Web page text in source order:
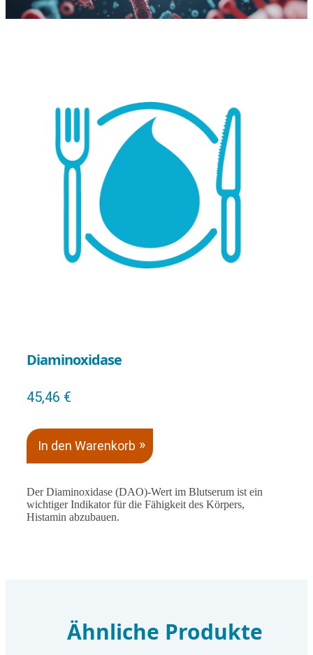
Diaminoxidase
45,46 €
In den Warenkorb
Der Diaminoxidase (DAO)-Wert im Blutserum ist ein
wichtiger Indikator für die Fähigkeit des Körpers,
Histamin abzubauen.
Ähnliche Produkte